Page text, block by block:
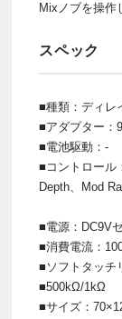
Mixノブを操作
スペック
■種類：ディレ
■アダプター：
■電池駆動：-
■コントロール
Depth、Mod
■電源：DC9V
■消費電流：
■ソフトタッチ
■500kΩ/1kΩ
■サイズ：